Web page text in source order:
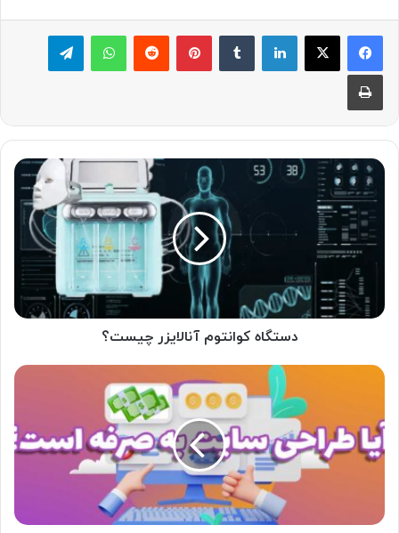
لینکدین ‫تامبلر پینترست‫رددیت واتس آپ تلگرام
چاپ
دستگاه
کوانتوم
آنالایزر
چیست؟
دستگاه کوانتوم آنالایزر چیست؟
آیا
به
صرفه
است؟